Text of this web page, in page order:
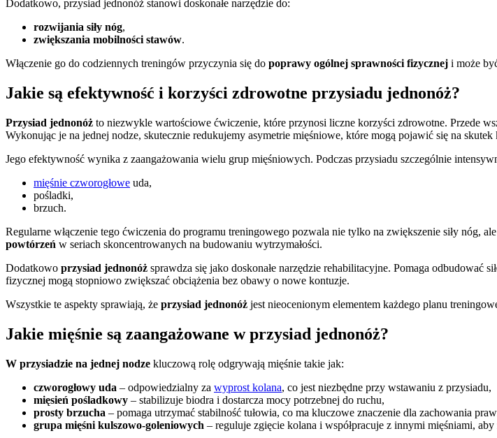
Dodatkowo, przysiad jednonóż stanowi doskonałe narzędzie do:
rozwijania siły nóg,
zwiększania mobilności stawów.
Włączenie go do codziennych treningów przyczynia się do poprawy ogólnej sprawności fizycznej i może
Jakie są efektywność i korzyści zdrowotne przysiadu jednonóż?
Przysiad jednonóż to niezwykle wartościowe ćwiczenie, które przynosi liczne korzyści zdrowotne. Przede
Wykonując je na jednej nodze, skutecznie redukujemy asymetrie mięśniowe, które mogą pojawić się na
Jego efektywność wynika z zaangażowania wielu grup mięśniowych. Podczas przysiadu szczególnie
mięśnie czworogłowe uda,
pośladki,
brzuch.
Regularne włączenie tego ćwiczenia do programu treningowego pozwala nie tylko na zwiększenie siły nóg,
powtórzeń w seriach skoncentrowanych na budowaniu wytrzymałości.
Dodatkowo przysiad jednonóż sprawdza się jako doskonałe narzędzie rehabilitacyjne. Pomaga odbudować
fizycznej mogą stopniowo zwiększać obciążenia bez obawy o nowe kontuzje.
Wszystkie te aspekty sprawiają, że przysiad jednonóż jest nieocenionym elementem każdego planu
Jakie mięśnie są zaangażowane w przysiad jednonóż?
W przysiadzie na jednej nodze kluczową rolę odgrywają mięśnie takie jak:
czworogłowy uda – odpowiedzialny za wyprost kolana, co jest niezbędne przy wstawaniu z przysiadu,
mięsień pośladkowy – stabilizuje biodra i dostarcza mocy potrzebnej do ruchu,
prosty brzucha – pomaga utrzymać stabilność tułowia, co ma kluczowe znaczenie dla zachowania
grupa mięśni kulszowo-goleniowych – reguluje zgięcie kolana i współpracuje z innymi mięśniami,